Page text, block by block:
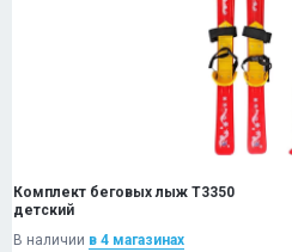
Комплект беговых лыж T3350
детский
В наличии в 4 магазинах